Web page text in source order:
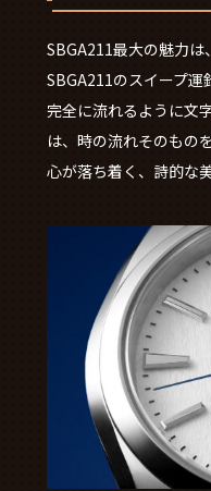
SBGA211最大の魅力は
SBGA211のスイープ運
完全に流れるように文
は、時の流れそのもの
心が落ち着く、詩的な